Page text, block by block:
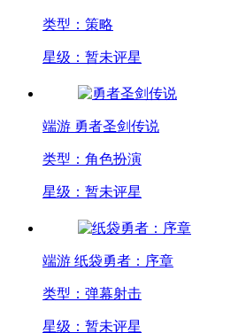
类型：策略
星级：暂未评星
端游 勇者圣剑传说
类型：角色扮演
星级：暂未评星
端游 纸袋勇者：序章
类型：弹幕射击
星级：暂未评星